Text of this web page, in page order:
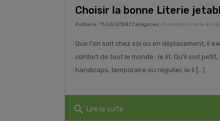
Choisir la bonne Literie
Publié le : 11/03/2024 | Catégories : Protection literie &
Que l'on soit chez soi ou en déplacement, il
confort de tout le monde : le lit. Qu'il soit
handicaps, temporaire ou régulier, le li [...]
search Lire la suite